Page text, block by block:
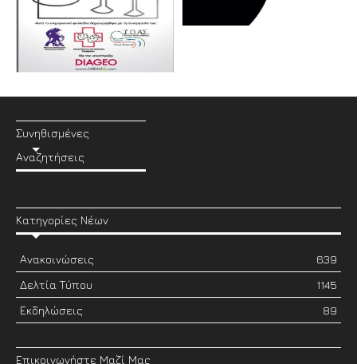
Συνηθισμένες
Αναζητήσεις
Κατηγορίες Νέων
Ανακοινώσεις
639
Δελτία Τύπου
1145
Εκδηλώσεις
89
Επικοινωνήστε Μαζί Μας